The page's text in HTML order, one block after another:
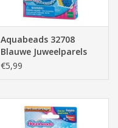
Aquabeads 32708
Blauwe Juweelparels
€5,99